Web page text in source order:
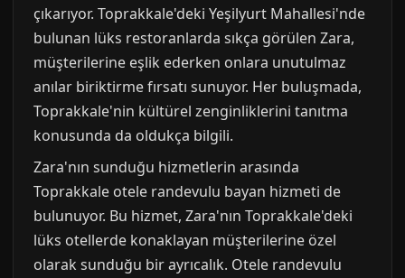
çıkarıyor. Toprakkale'deki Yeşilyurt Mahallesi'nde
bulunan lüks restoranlarda sıkça görülen Zara,
müşterilerine eşlik ederken onlara unutulmaz
anılar biriktirme fırsatı sunuyor. Her buluşmada,
Toprakkale'nin kültürel zenginliklerini tanıtma
konusunda da oldukça bilgili.
Zara'nın sunduğu hizmetlerin arasında
Toprakkale otele randevulu bayan hizmeti de
bulunuyor. Bu hizmet, Zara'nın Toprakkale'deki
lüks otellerde konaklayan müşterilerine özel
olarak sunduğu bir ayrıcalık. Otele randevulu